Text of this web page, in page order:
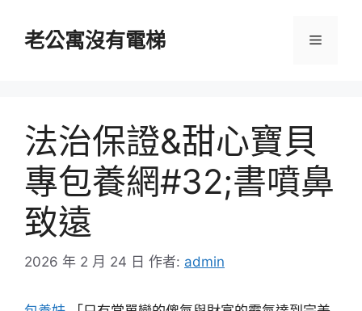
老公寓沒有電梯 選
法治保證&甜心寶貝
專包養網#32;書噴鼻
致遠
2026 年 2 月 24 日 作者: admin